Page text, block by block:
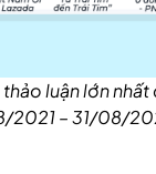
luận lớn
– 31/08/